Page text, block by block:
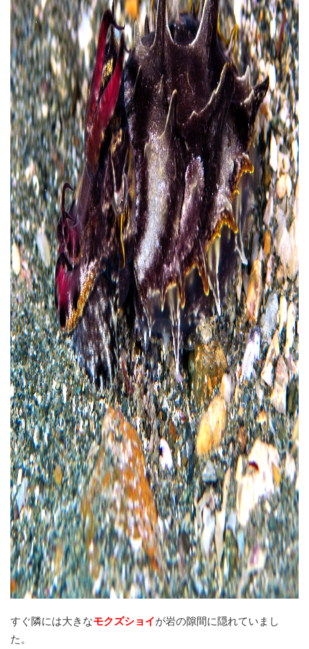
すぐ隣には大きなモクズショイが岩の隙間に隠れていまし
た。